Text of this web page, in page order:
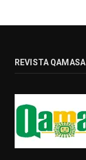
REVISTA QAMASA